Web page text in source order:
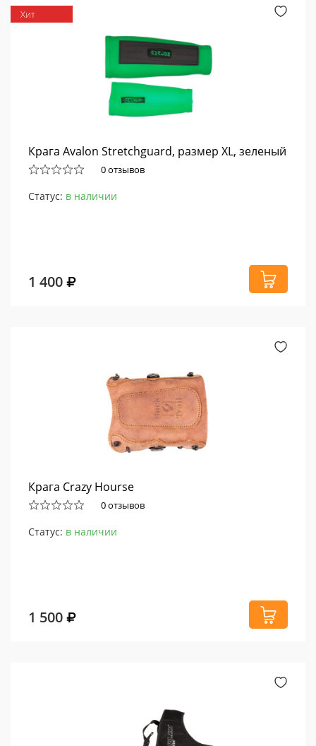
Хит
Крага Avalon Stretchguard, размер XL, зеленый
0 отзывов
Статус: в наличии
1 400
Крага Crazy Hourse
0 отзывов
Статус: в наличии
1 500